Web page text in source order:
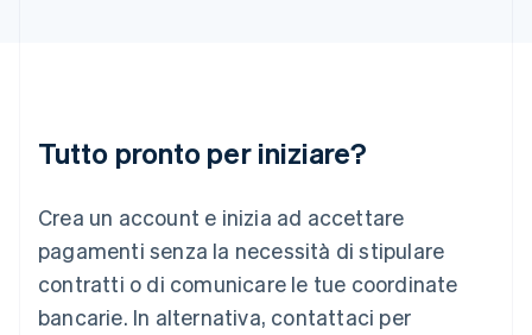
Tutto pronto per iniziare?
Crea un account e inizia ad accettare
pagamenti senza la necessità di stipulare
contratti o di comunicare le tue coordinate
bancarie. In alternativa, contattaci per
Lituania
Lussemburgo
Deutsch English
Malaysia
English 简体中文
Malta